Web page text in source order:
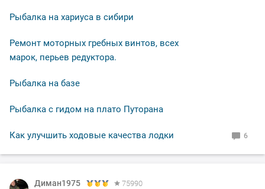
Рыбалка на хариуса в сибири
Ремонт моторных гребных винтов, всех
марок, перьев редуктора.
Рыбалка на базе
Рыбалка с гидом на плато Путорана
Как улучшить ходовые качества лодки 6
Диман1975
75990